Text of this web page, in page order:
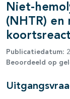
Niet-
(NHTR)
Publicatiedatum:
Beoordeeld op